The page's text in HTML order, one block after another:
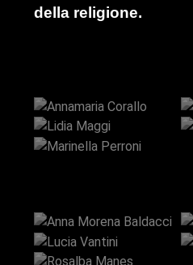
della religione.
Lidia Maggi
Marinella
Perroni
Lucia Vantini
Rosalba
Manes